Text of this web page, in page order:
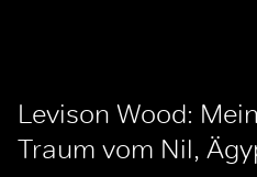
Levison Wood: Mein
Traum vom Nil,